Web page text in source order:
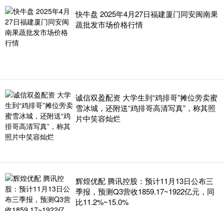
快牛盘 2025年4月27日福建厦门同安闽南果
蔬批发市场价格行情
诚信双盈配资 大学生到“鸡排哥”摊位旁卖蜜
雪冰城，还附送“鸡排哥高清写真”，称其照
片中笑容灿烂
辉煌优配 腾讯控股：预计11月13日公布三
季报，预测Q3营收1859.17~1922亿元，同
比11.2%~15.0%